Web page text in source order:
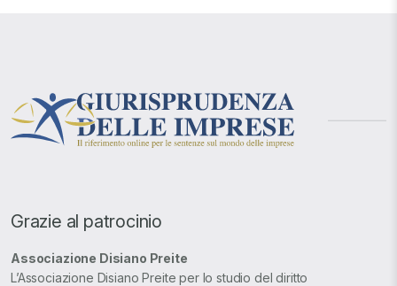
Grazie al patrocinio
Associazione Disiano Preite
L’Associazione Disiano Preite per lo studio del diritto